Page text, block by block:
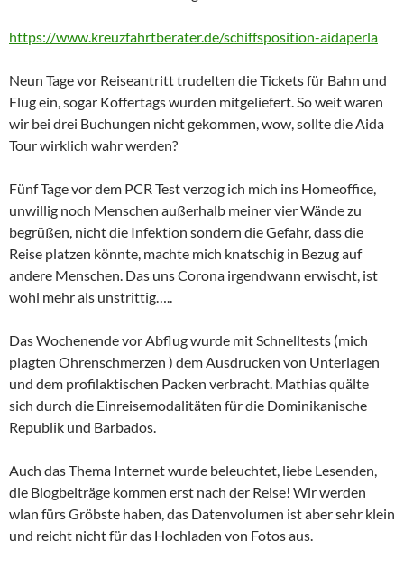
https://www.kreuzfahrtberater.de/schiffsposition-aidaperla
Neun Tage vor Reiseantritt trudelten die Tickets für Bahn und
Flug ein, sogar Koffertags wurden mitgeliefert. So weit waren
wir bei drei Buchungen nicht gekommen, wow, sollte die Aida
Tour wirklich wahr werden?
Fünf Tage vor dem PCR Test verzog ich mich ins Homeoffice,
unwillig noch Menschen außerhalb meiner vier Wände zu
begrüßen, nicht die Infektion sondern die Gefahr, dass die
Reise platzen könnte, machte mich knatschig in Bezug auf
andere Menschen. Das uns Corona irgendwann erwischt, ist
wohl mehr als unstrittig…..
Das Wochenende vor Abflug wurde mit Schnelltests (mich
plagten Ohrenschmerzen ) dem Ausdrucken von Unterlagen
und dem profilaktischen Packen verbracht. Mathias quälte
sich durch die Einreisemodalitäten für die Dominikanische
Republik und Barbados.
Auch das Thema Internet wurde beleuchtet, liebe Lesenden,
die Blogbeiträge kommen erst nach der Reise! Wir werden
wlan fürs Gröbste haben, das Datenvolumen ist aber sehr klein
und reicht nicht für das Hochladen von Fotos aus.